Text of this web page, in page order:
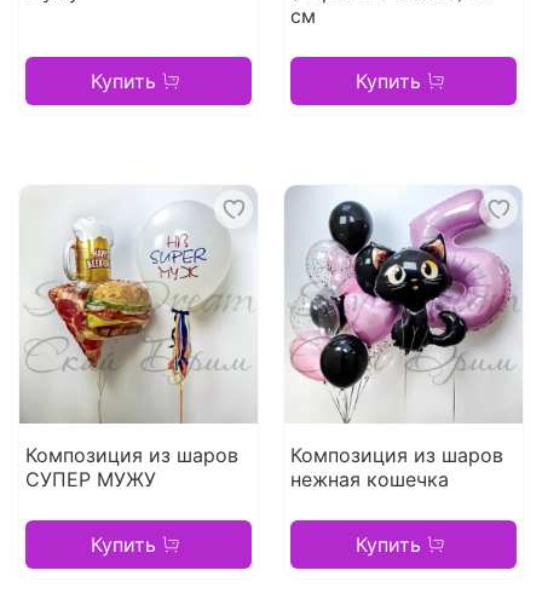
Купить
см
Купить
Композиция из шаров
СУПЕР МУЖУ
Купить
Композиция из шаров
нежная кошечка
Купить